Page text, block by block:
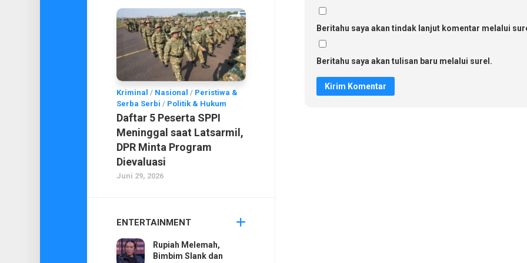
Beritahu saya akan tindak lanjut komentar melalui
Beritahu saya akan tulisan baru melalui surel.
Kriminal / Nasional / Peristiwa &
Serba Serbi / Politik & Hukum
Daftar 5 Peserta SPPI
Meninggal saat Latsarmil,
DPR Minta Program
Dievaluasi
Juni 29, 2026
ENTERTAINMENT
Rupiah Melemah,
Bimbim Slank dan